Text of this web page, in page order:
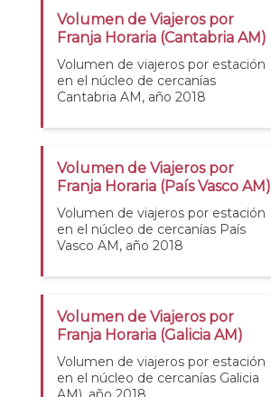
Volumen de Viajeros por
Franja Horaria (Cantabria AM)
Volumen de viajeros por estación
en el núcleo de cercanías
Cantabria AM, año 2018
Volumen de Viajeros por
Franja Horaria (País Vasco AM)
Volumen de viajeros por estación
en el núcleo de cercanías País
Vasco AM, año 2018
Volumen de Viajeros por
Franja Horaria (Galicia AM)
Volumen de viajeros por estación
en el núcleo de cercanías Galicia